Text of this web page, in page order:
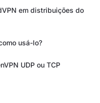
em distribuições do
usá-lo?
UDP ou TCP